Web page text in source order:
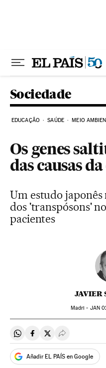
Sociedade
EDUCAÇÃO SAÚDE MEIO
Os genes
das causas
Um estudo
dos 'transpósons'
pacientes
JAVIER
Madri - JAN
Compartir en Whatsapp
Compartir en
Compartir en
Desplegar
Añadir EL PAÍS en Google